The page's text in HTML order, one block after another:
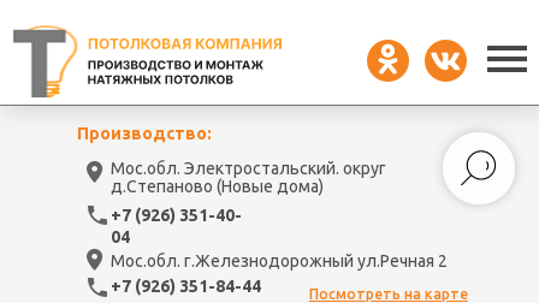
Мос.обл. Электростальский. округ
д.Степаново (Новые дома)
Мос.обл. г.Железнодорожный ул.Речная 2
Производство:
+7 (926) 351-40-
04
+7 (926) 351-84-44 Посмотреть на карте